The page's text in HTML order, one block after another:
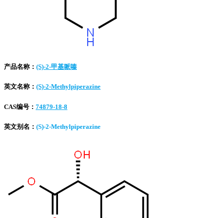
产品名称： (S)-2-甲基哌嗪
英文名称： (S)-2-Methylpiperazine
CAS编号： 74879-18-8
英文别名： (S)-2-Methylpiperazine